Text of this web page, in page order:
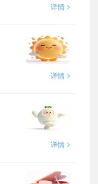
详情 >
详情 >
详情 >